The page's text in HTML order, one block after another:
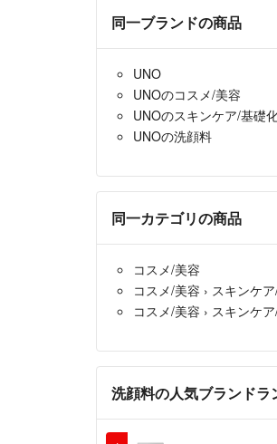
同一ブランドの商品
UNO
UNOのコスメ/美容
UNOのスキンケア/基礎
UNOの洗顔料
同一カテゴリの商品
コスメ/美容
コスメ/美容 › スキンケ
コスメ/美容 › スキンケ
洗顔料の人気ブランドラ